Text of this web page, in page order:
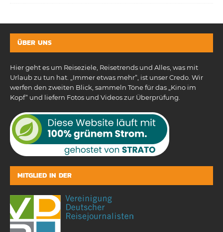
ÜBER UNS
Hier geht es um Reiseziele, Reisetrends und Alles, was mit
Urlaub zu tun hat. „Immer etwas mehr“, ist unser Credo. Wir
werfen den zweiten Blick, sammeln Töne für das „Kino im
Kopf“ und liefern Fotos und Videos zur Überprüfung.
MITGLIED IN DER